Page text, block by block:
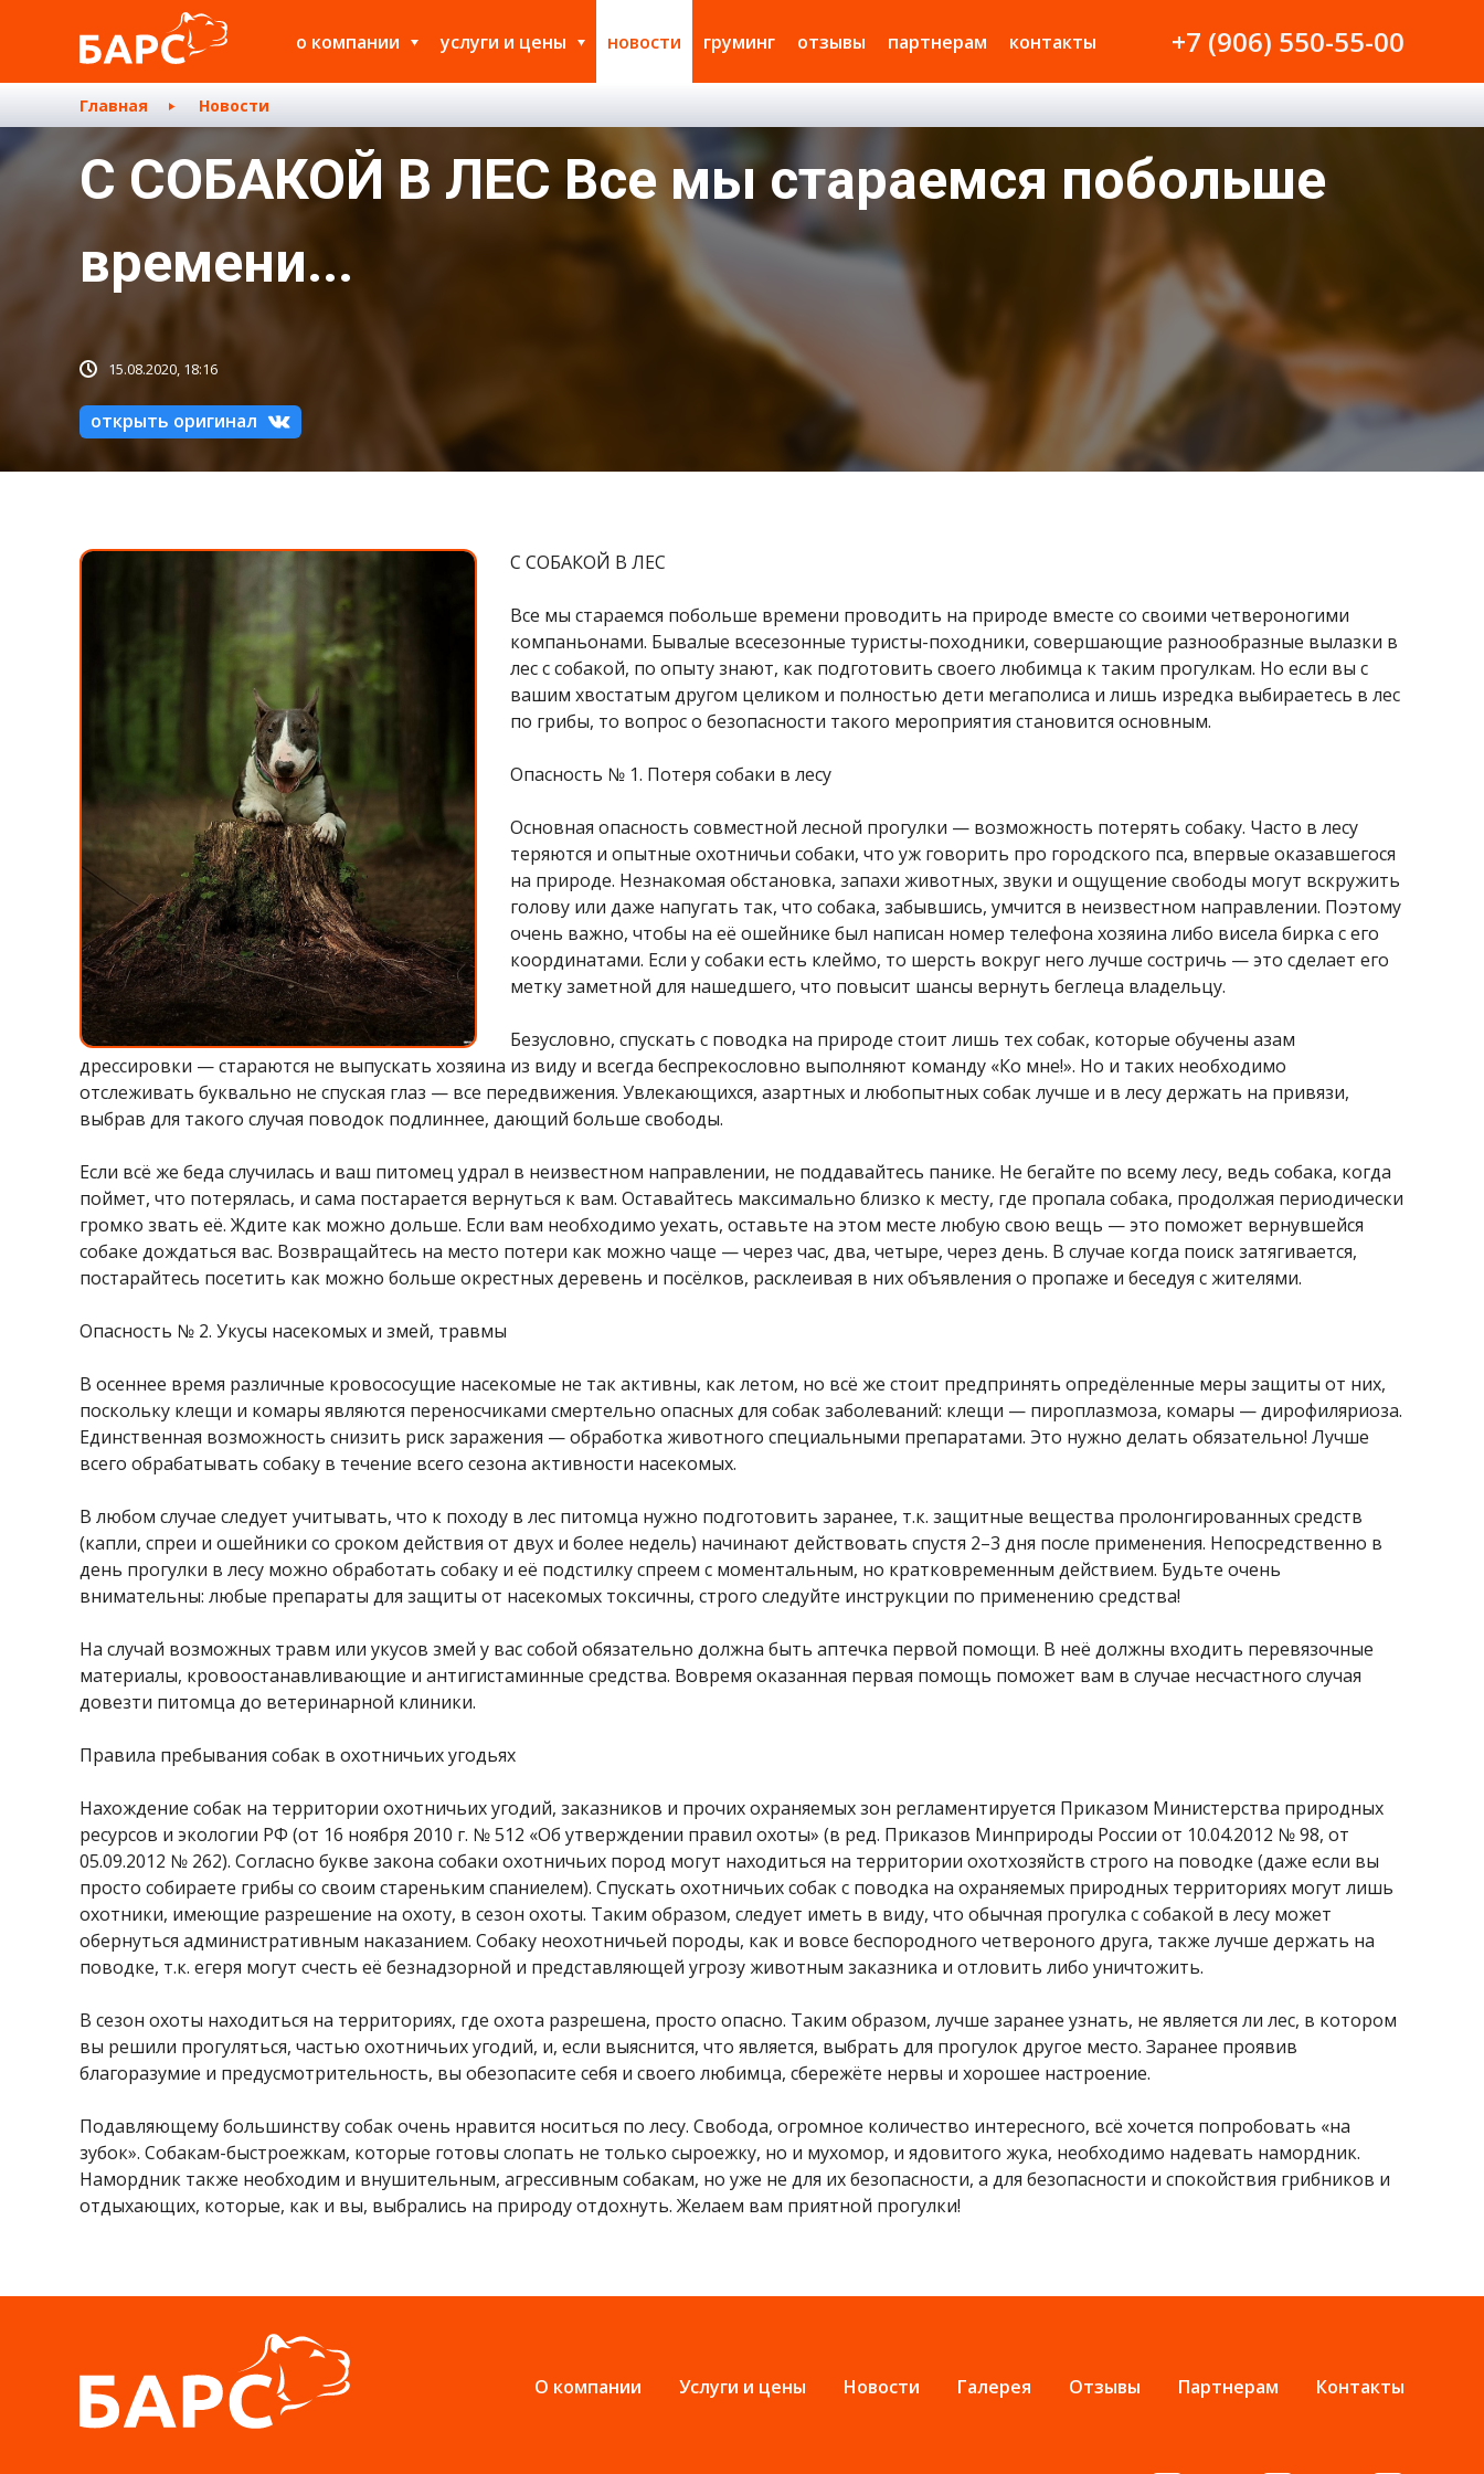
о компании услуги и цены новости груминг отзывы партнерам контакты +7 (906) 550-55-00
Главная Новости
С СОБАКОЙ В ЛЕС Все мы стараемся побольше
времени...
15.08.2020, 18:16
открыть оригинал
С СОБАКОЙ В ЛЕС
Все мы стараемся побольше времени проводить на природе вместе со своими четвероногими
компаньонами. Бывалые всесезонные туристы-походники, совершающие разнообразные вылазки в
лес с собакой, по опыту знают, как подготовить своего любимца к таким прогулкам. Но если вы с
вашим хвостатым другом целиком и полностью дети мегаполиса и лишь изредка выбираетесь в лес
по грибы, то вопрос о безопасности такого мероприятия становится основным.
Опасность № 1. Потеря собаки в лесу
Основная опасность совместной лесной прогулки — возможность потерять собаку. Часто в лесу
теряются и опытные охотничьи собаки, что уж говорить про городского пса, впервые оказавшегося
на природе. Незнакомая обстановка, запахи животных, звуки и ощущение свободы могут вскружить
голову или даже напугать так, что собака, забывшись, умчится в неизвестном направлении. Поэтому
очень важно, чтобы на её ошейнике был написан номер телефона хозяина либо висела бирка с его
координатами. Если у собаки есть клеймо, то шерсть вокруг него лучше состричь — это сделает его
метку заметной для нашедшего, что повысит шансы вернуть беглеца владельцу.
Безусловно, спускать с поводка на природе стоит лишь тех собак, которые обучены азам
дрессировки — стараются не выпускать хозяина из виду и всегда беспрекословно выполняют команду «Ко мне!». Но и таких необходимо
отслеживать буквально не спуская глаз — все передвижения. Увлекающихся, азартных и любопытных собак лучше и в лесу держать на привязи,
выбрав для такого случая поводок подлиннее, дающий больше свободы.
Если всё же беда случилась и ваш питомец удрал в неизвестном направлении, не поддавайтесь панике. Не бегайте по всему лесу, ведь собака, когда
поймет, что потерялась, и сама постарается вернуться к вам. Оставайтесь максимально близко к месту, где пропала собака, продолжая периодически
громко звать её. Ждите как можно дольше. Если вам необходимо уехать, оставьте на этом месте любую свою вещь — это поможет вернувшейся
собаке дождаться вас. Возвращайтесь на место потери как можно чаще — через час, два, четыре, через день. В случае когда поиск затягивается,
постарайтесь посетить как можно больше окрестных деревень и посёлков, расклеивая в них объявления о пропаже и беседуя с жителями.
Опасность № 2. Укусы насекомых и змей, травмы
В осеннее время различные кровососущие насекомые не так активны, как летом, но всё же стоит предпринять опредёленные меры защиты от них,
поскольку клещи и комары являются переносчиками смертельно опасных для собак заболеваний: клещи — пироплазмоза, комары — дирофиляриоза.
Единственная возможность снизить риск заражения — обработка животного специальными препаратами. Это нужно делать обязательно! Лучше
всего обрабатывать собаку в течение всего сезона активности насекомых.
В любом случае следует учитывать, что к походу в лес питомца нужно подготовить заранее, т.к. защитные вещества пролонгированных средств
(капли, спреи и ошейники со сроком действия от двух и более недель) начинают действовать спустя 2–3 дня после применения. Непосредственно в
день прогулки в лесу можно обработать собаку и её подстилку спреем с моментальным, но кратковременным действием. Будьте очень
внимательны: любые препараты для защиты от насекомых токсичны, строго следуйте инструкции по применению средства!
На случай возможных травм или укусов змей у вас собой обязательно должна быть аптечка первой помощи. В неё должны входить перевязочные
материалы, кровоостанавливающие и антигистаминные средства. Вовремя оказанная первая помощь поможет вам в случае несчастного случая
довезти питомца до ветеринарной клиники.
Правила пребывания собак в охотничьих угодьях
Нахождение собак на территории охотничьих угодий, заказников и прочих охраняемых зон регламентируется Приказом Министерства природных
ресурсов и экологии РФ (от 16 ноября 2010 г. № 512 «Об утверждении правил охоты» (в ред. Приказов Минприроды России от 10.04.2012 № 98, от
05.09.2012 № 262). Согласно букве закона собаки охотничьих пород могут находиться на территории охотхозяйств строго на поводке (даже если вы
просто собираете грибы со своим стареньким спаниелем). Спускать охотничьих собак с поводка на охраняемых природных территориях могут лишь
охотники, имеющие разрешение на охоту, в сезон охоты. Таким образом, следует иметь в виду, что обычная прогулка с собакой в лесу может
обернуться административным наказанием. Собаку неохотничьей породы, как и вовсе беспородного четвероного друга, также лучше держать на
поводке, т.к. егеря могут счесть её безнадзорной и представляющей угрозу животным заказника и отловить либо уничтожить.
В сезон охоты находиться на территориях, где охота разрешена, просто опасно. Таким образом, лучше заранее узнать, не является ли лес, в котором
вы решили прогуляться, частью охотничьих угодий, и, если выяснится, что является, выбрать для прогулок другое место. Заранее проявив
благоразумие и предусмотрительность, вы обезопасите себя и своего любимца, сбережёте нервы и хорошее настроение.
Подавляющему большинству собак очень нравится носиться по лесу. Свобода, огромное количество интересного, всё хочется попробовать «на
зубок». Собакам-быстроежкам, которые готовы слопать не только сыроежку, но и мухомор, и ядовитого жука, необходимо надевать намордник.
Намордник также необходим и внушительным, агрессивным собакам, но уже не для их безопасности, а для безопасности и спокойствия грибников и
отдыхающих, которые, как и вы, выбрались на природу отдохнуть. Желаем вам приятной прогулки!
О компании Услуги и цены Новости Галерея Отзывы Партнерам Контакты